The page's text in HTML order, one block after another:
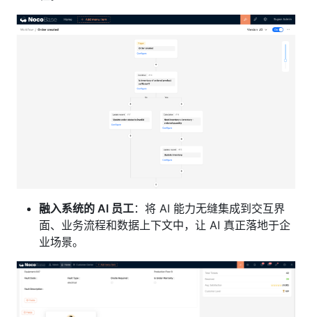
融入系统的 AI 员工：将 AI 能力无缝集成到交互界
面、业务流程和数据上下文中，让 AI 真正落地于企
业场景。